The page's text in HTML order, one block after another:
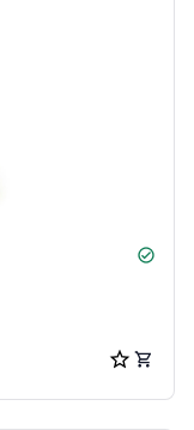
check_circle